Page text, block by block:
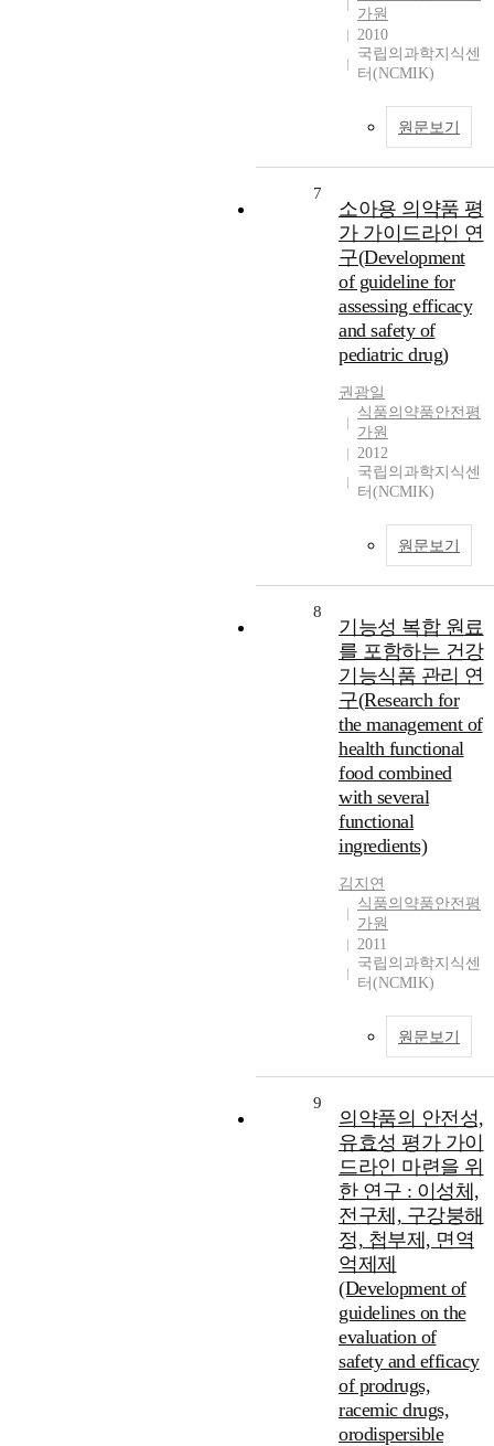
가원
2010
국립의과학지식센
터(NCMIK)
원문보기
7
소아용 의약품 평
가 가이드라인 연
구(Development
of guideline for
assessing efficacy
and safety of
pediatric drug)
권광일
식품의약품안전평
가원
2012
국립의과학지식센
터(NCMIK)
원문보기
8
기능성 복합 원료
를 포함하는 건강
기능식품 관리 연
구(Research for
the management of
health functional
food combined
with several
functional
ingredients)
김지연
식품의약품안전평
가원
2011
국립의과학지식센
터(NCMIK)
원문보기
9
의약품의 안전성,
유효성 평가 가이
드라인 마련을 위
한 연구 : 이성체,
전구체, 구강붕해
정, 첩부제, 면역
억제제
(Development of
guidelines on the
evaluation of
safety and efficacy
of prodrugs,
racemic drugs,
orodispersible